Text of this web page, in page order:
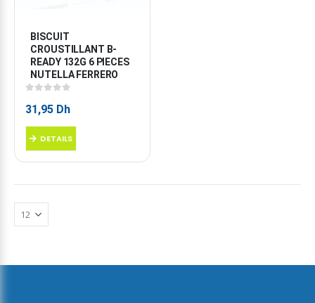
BISCUIT
CROUSTILLANT B-
READY 132G 6 PIECES
NUTELLA FERRERO
31,95 Dh
DETAILS